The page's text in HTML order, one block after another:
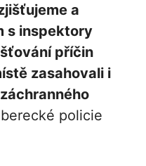
a
s inspektory
příčin
zasahovali i
policie